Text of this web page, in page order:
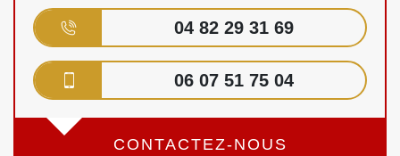
04 82 29 31 69
06 07 51 75 04
CONTACTEZ-NOUS